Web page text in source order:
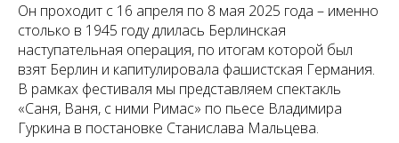
Он проходит с 16 апреля по 8 мая 2025 года – именно
столько в 1945 году длилась Берлинская
наступательная операция, по итогам которой был
взят Берлин и капитулировала фашистская Германия.
В рамках фестиваля мы представляем спектакль
«Саня, Ваня, с ними Римас» по пьесе Владимира
Гуркина в постановке Станислава Мальцева.